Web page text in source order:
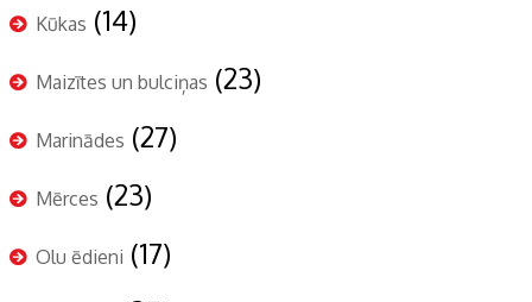
Kūkas (14)
Maizītes un bulciņas (23)
Marinādes (27)
Mērces (23)
Olu ēdieni (17)